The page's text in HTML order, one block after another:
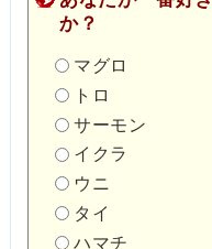
か？
マグロ
トロ
サーモン
イクラ
ウニ
タイ
ハマチ